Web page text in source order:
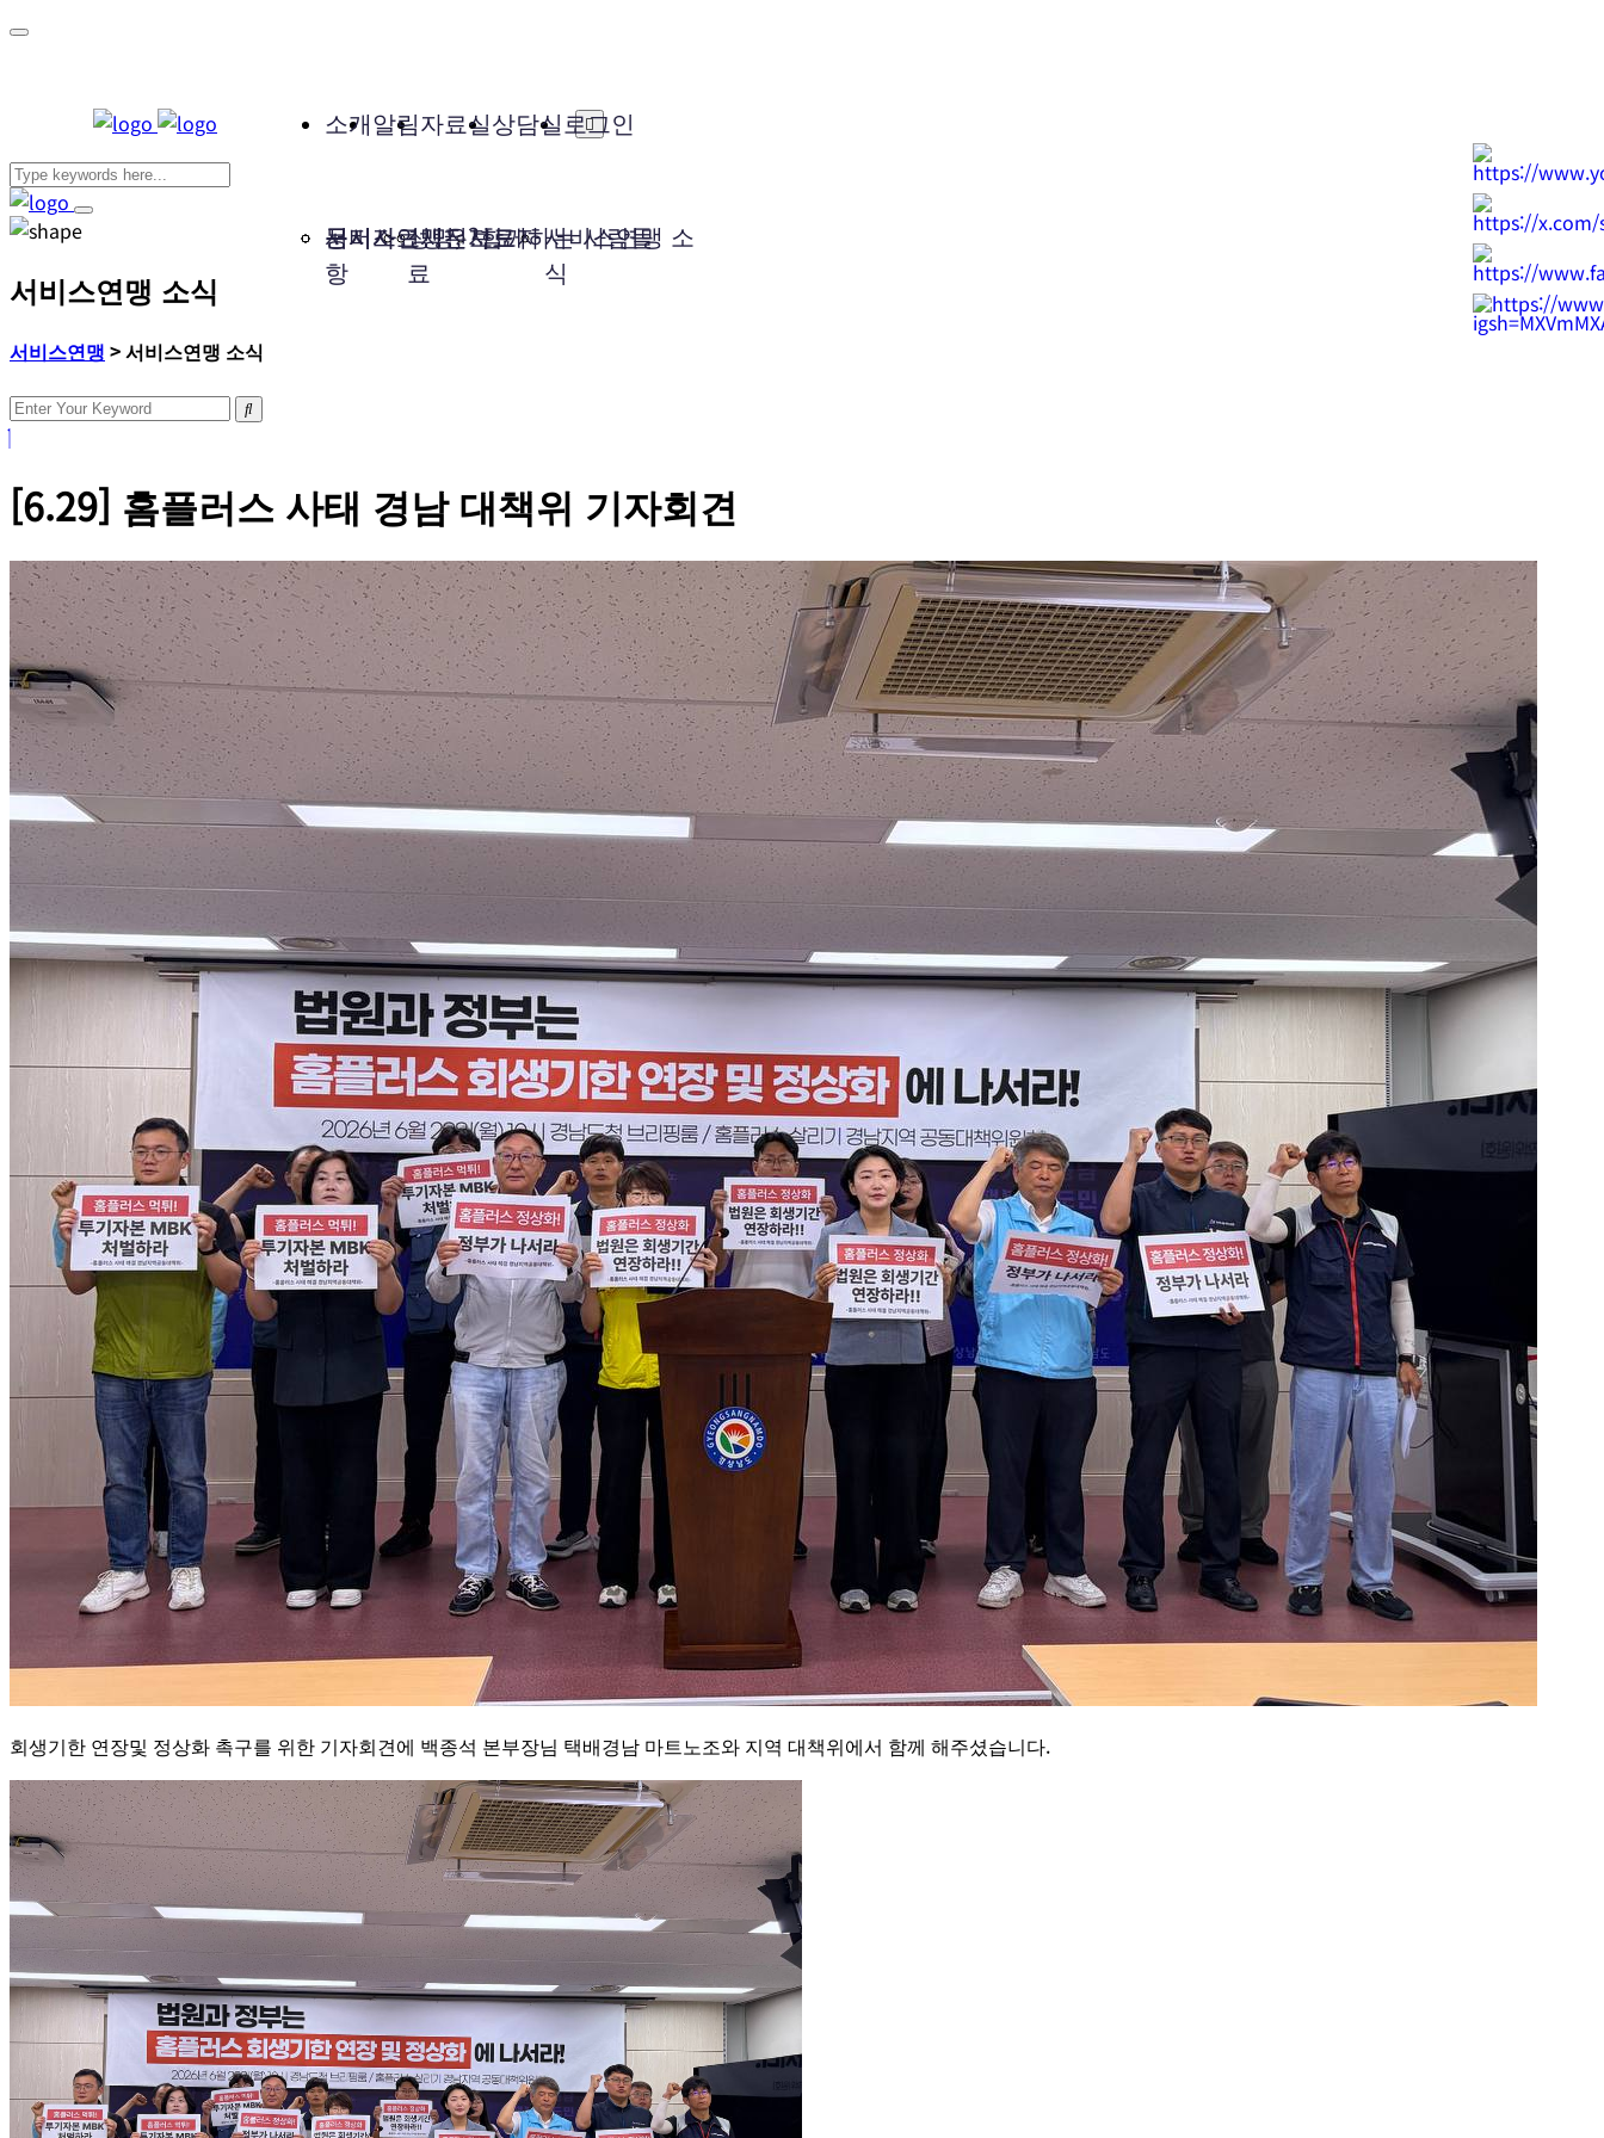
소개
서비스연맹은?함께하는 사람들
알림
공지사
항
성명, 보도자
료
서비스연맹 소
식
자료실
문서자료사진자료
상담실로그인
서비스연맹 소식
서비스연맹 >서비스연맹 소식
[6.29] 홈플러스 사태 경남 대책위 기자회견
회생기한 연장및 정상화 촉구를 위한 기자회견에 백종석 본부장님 택배경남 마트노조와 지역 대책위에서 함께 해주셨습니다.